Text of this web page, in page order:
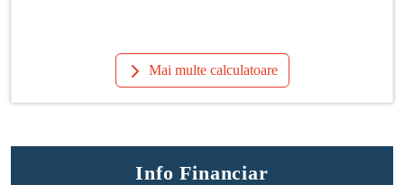
Mai multe calculatoare
Info Financiar